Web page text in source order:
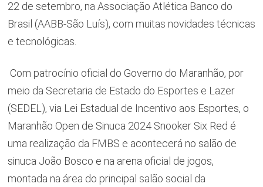
22 de setembro, na Associação Atlética Banco do
Brasil (AABB-São Luís), com muitas novidades técnicas
e tecnológicas.
Com patrocínio oficial do Governo do Maranhão, por
meio da Secretaria de Estado do Esportes e Lazer
(SEDEL), via Lei Estadual de Incentivo aos Esportes, o
Maranhão Open de Sinuca 2024 Snooker Six Red é
uma realização da FMBS e acontecerá no salão de
sinuca João Bosco e na arena oficial de jogos,
montada na área do principal salão social da